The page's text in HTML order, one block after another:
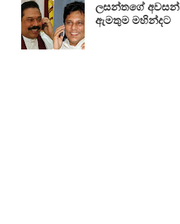
ලසන්තගේ අවසන්
ඇමතුම මහින්දට